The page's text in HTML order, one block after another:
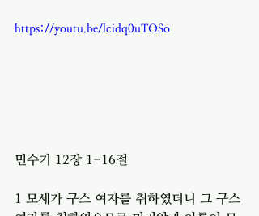
https://youtu.be/lcidq0uTOSo
민수기 12장 1-16절
1 모세가 구스 여자를 취하였더니 그 구스